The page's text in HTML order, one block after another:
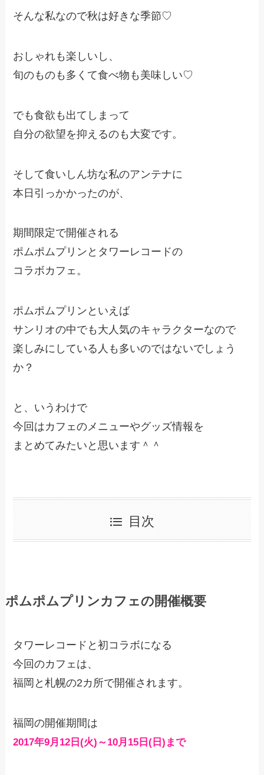
そんな私なので秋は好きな季節♡
おしゃれも楽しいし、
旬のものも多くて食べ物も美味しい♡
でも食欲も出てしまって
自分の欲望を抑えるのも大変です。
そして食いしん坊な私のアンテナに
本日引っかかったのが、
期間限定で開催される
ポムポムプリンとタワーレコードの
コラボカフェ。
ポムポムプリンといえば
サンリオの中でも大人気のキャラクターなので
楽しみにしている人も多いのではないでしょう
か？
と、いうわけで
今回はカフェのメニューやグッズ情報を
まとめてみたいと思います＾＾
目次
ポムポムプリンカフェの開催概要
タワーレコードと初コラボになる
今回のカフェは、
福岡と札幌の2カ所で開催されます。
福岡の開催期間は
2017年9月12日(火)～10月15日(日)まで